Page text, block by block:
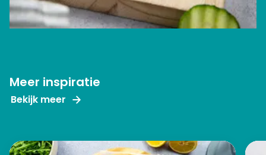
Meer inspiratie
Bekijk meer